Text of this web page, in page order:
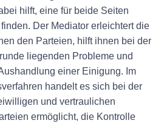
hilft, eine für beide Seiten
Der Mediator erleichtert die
den Parteien, hilft ihnen bei der
liegenden Probleme und
einer Einigung. Im
handelt es sich bei der
und vertraulichen
ermöglicht, die Kontrolle